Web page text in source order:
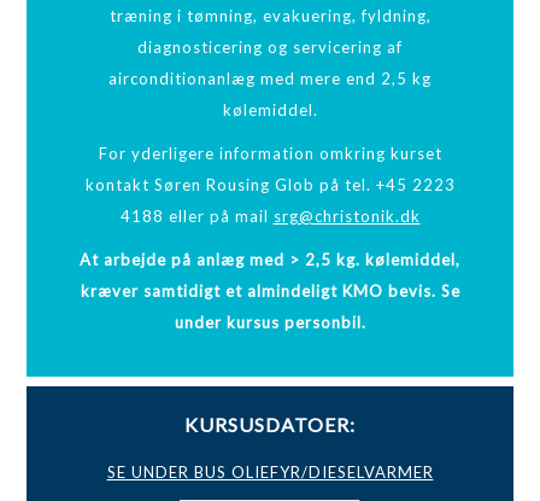
træning i tømning, evakuering, fyldning,
diagnosticering og servicering af
airconditionanlæg med mere end 2,5 kg
kølemiddel.
For yderligere information omkring kurset
kontakt Søren Rousing Glob på tel. +45 2223
4188 eller på mail srg@christonik.dk
At arbejde på anlæg med > 2,5 kg. kølemiddel,
kræver samtidigt et almindeligt KMO bevis. Se
under kursus personbil.
KURSUSDATOER:
SE UNDER BUS OLIEFYR/DIESELVARMER